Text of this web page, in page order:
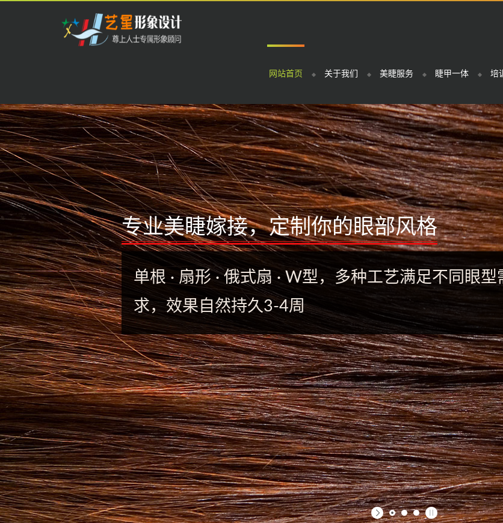
科
技
有
限
公
司
-
专
业
美
睫
嫁
接
·
睫
甲
网站首页 关于我们 美睫服务 睫甲一体 培
专业美睫嫁接，定制你的眼部风格
单根 · 扇形 · 俄式扇 · W型，多种工艺满足不同眼型
求，效果自然持久3-4周